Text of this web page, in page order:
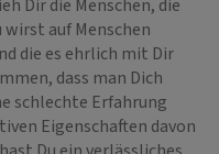
Dir die Menschen, die
auf Menschen
die es ehrlich mit Dir
dass man Dich
schlechte Erfahrung
Eigenschaften davon